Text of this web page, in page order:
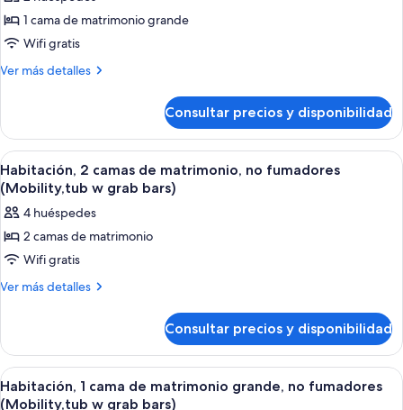
fotos
de
Habitación,
1
matrimonio
grande,
no
fumadores
(Mobility,roll-
in
shower)
1 cama de matrimonio grande
Wifi gratis
Ver más detalles
Más
1
cama
de
matrimonio
grande,
no
fumadores
in
shower)
Consultar precios y disponibilidad
Abrir
todas
las
fotos
de
Habitación,
2
matrimonio,
no
fumadores
Habitación de hotel con una cama
2
Habitación, 2 camas de matrimonio, no fumadores
(Mobility,tub w grab bars)
4 huéspedes
2 camas de matrimonio
Wifi gratis
Ver más detalles
Más
2
camas
de
matrimonio,
Consultar precios y disponibilidad
Abrir
todas
Una habitación de hotel moderna
2
Habitación, 1 cama de matrimonio grande, no fumadores
(Mobility,tub w grab bars)